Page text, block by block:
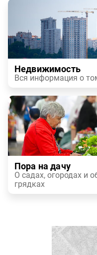
Недвижимость
Вся информация о
Пора на дачу
О садах, огородах и
грядках